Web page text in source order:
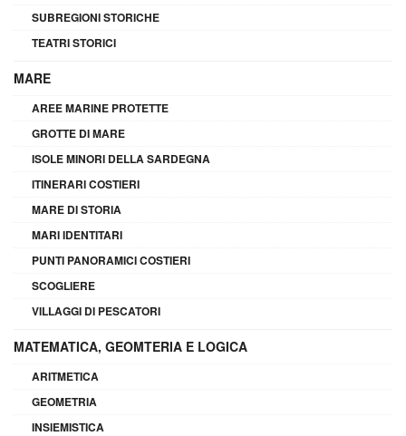
SUBREGIONI STORICHE
TEATRI STORICI
MARE
AREE MARINE PROTETTE
GROTTE DI MARE
ISOLE MINORI DELLA SARDEGNA
ITINERARI COSTIERI
MARE DI STORIA
MARI IDENTITARI
PUNTI PANORAMICI COSTIERI
SCOGLIERE
VILLAGGI DI PESCATORI
MATEMATICA, GEOMTERIA E LOGICA
ARITMETICA
GEOMETRIA
INSIEMISTICA